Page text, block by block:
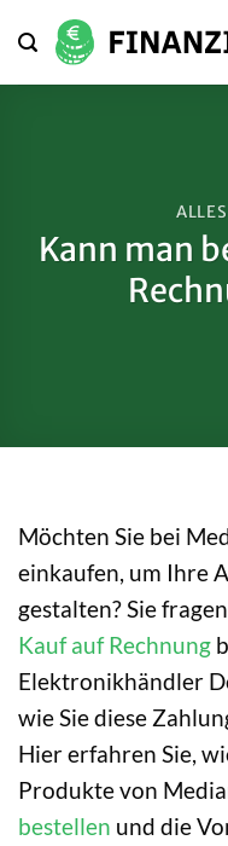
Inhalt
springen
Kann man
Möchten Sie bei
einkaufen, um Ihre
gestalten? Sie
Kauf auf Rechnung
Elektronikhändler
wie Sie diese
Hier erfahren Sie,
Produkte von
bestellen und die